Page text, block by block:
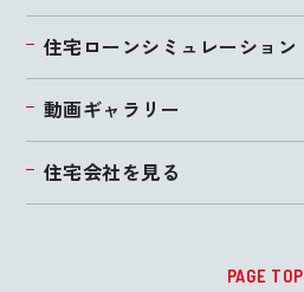
住宅ローンシミュレーション
動画ギャラリー
住宅会社を見る
PAGE TOP